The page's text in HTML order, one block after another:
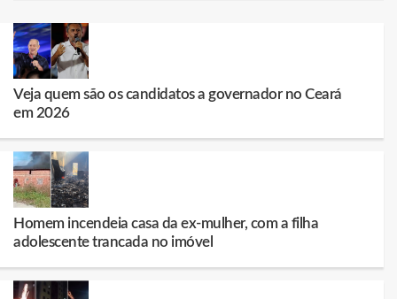
Veja quem são os candidatos a governador no Ceará
em 2026
Homem incendeia casa da ex-mulher, com a filha
adolescente trancada no imóvel